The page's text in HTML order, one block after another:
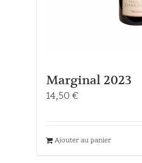
Marginal 2023
14,50 €
Ajouter au panier